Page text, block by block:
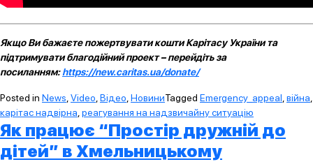
Якщо Ви бажаєте пожертвувати кошти Карітасу України та
підтримувати благодійний проект – перейдіть за
посиланням:https://new.caritas.ua/donate/
Posted in News Video Відео НовиниTagged Emergency_appeal війна
карітас надвірна реагування на надзвичайну ситуацію
Як працює “Простір дружній до
дітей” в Хмельницькому